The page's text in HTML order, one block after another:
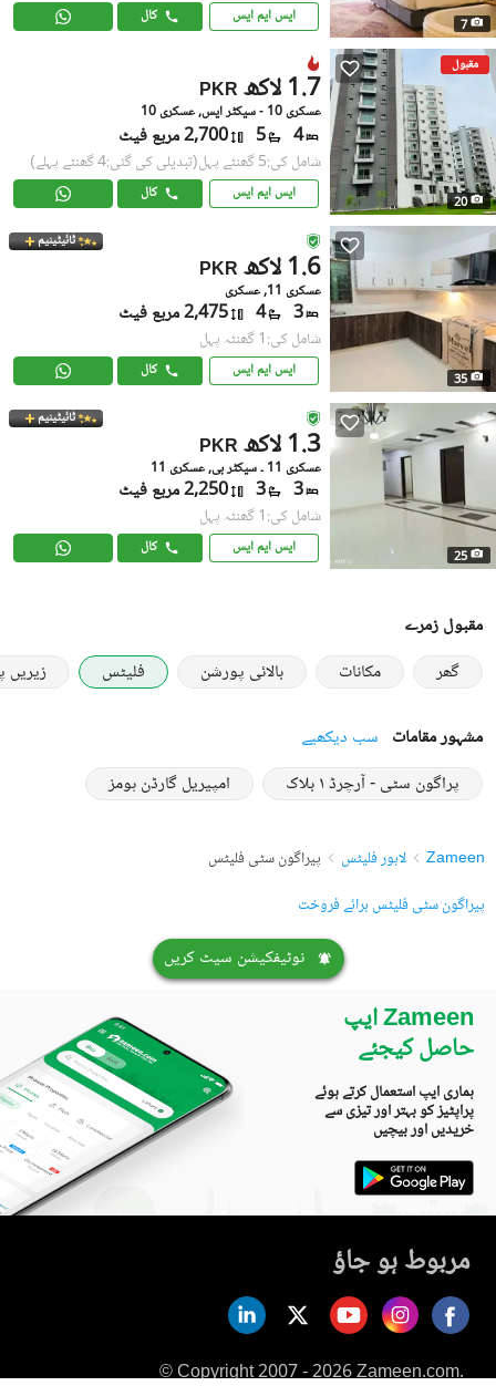
7 ایس ایم ایس کال
مقبول
20
PKR 1.7 لاکھ
عسکری 10 - سیکٹر ایس, عسکری 10
4
5 2,700 مربع فیٹ
شامل کی:5 گھنٹے پہل (تبدیلی کی گئی:4 گھنٹے پہلے)
ایس ایم ایس کال
35
ٹائیٹینیم
PKR 1.6 لاکھ
عسکری 11, عسکری
3
4 2,475 مربع فیٹ
شامل کی:1 گھنٹہ پہل
ایس ایم ایس کال
25
ٹائیٹینیم
PKR 1.3 لاکھ
عسکری 11 ۔ سیکٹر بی, عسکری 11
3
3 2,250 مربع فیٹ
شامل کی:1 گھنٹہ پہل
ایس ایم ایس کال
مقبول زمرے
گھر
مکانات بالائی پورشن فلیٹس
مشہور مقامات سب دیکھیے
پراگون سٹی - آرچرڈ ١ بلاک
امپیریل گارڈن ہومز
Zameen لاہور فلیٹس
پیراگون سٹی فلیٹس
پیراگون سٹی فلیٹس برائے فروخت
نوٹیفکیشن سیٹ کریں
Zameen ایپ
حاصل کیجئے
ہماری ایپ استعمال کرتے ہوئے
پراپٹیز کو بہتر اور تیزی سے
خریدیں اور بیچیں
مربوط ہو جاؤ
© Copyright 2007 - 2026 Zameen.com.